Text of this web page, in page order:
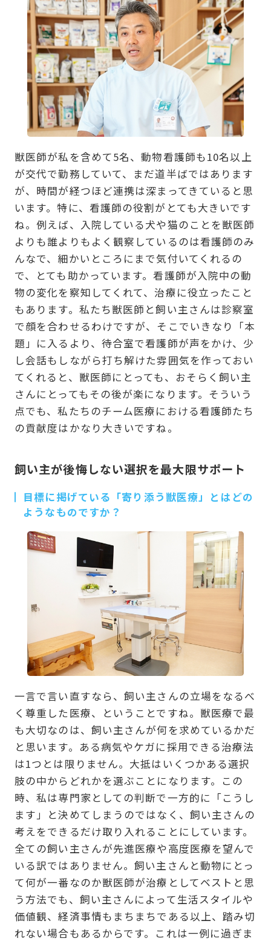
獣医師が私を含めて5名、動物看護師も10名以上
が交代で勤務していて、まだ道半ばではあります
が、時間が経つほど連携は深まってきていると思
います。特に、看護師の役割がとても大きいです
ね。例えば、入院している犬や猫のことを獣医師
よりも誰よりもよく観察しているのは看護師のみ
んなで、細かいところにまで気付いてくれるの
で、とても助かっています。看護師が入院中の動
物の変化を察知してくれて、治療に役立ったこと
もあります。私たち獣医師と飼い主さんは診察室
で顔を合わせるわけですが、そこでいきなり「本
題」に入るより、待合室で看護師が声をかけ、少
し会話もしながら打ち解けた雰囲気を作っておい
てくれると、獣医師にとっても、おそらく飼い主
さんにとってもその後が楽になります。そういう
点でも、私たちのチーム医療における看護師たち
の貢献度はかなり大きいですね。
飼い主が後悔しない選択を最大限サポート
目標に掲げている「寄り添う獣医療」とはどの
ようなものですか？
一言で言い直すなら、飼い主さんの立場をなるべ
く尊重した医療、ということですね。獣医療で最
も大切なのは、飼い主さんが何を求めているかだ
と思います。ある病気やケガに採用できる治療法
は1つとは限りません。大抵はいくつかある選択
肢の中からどれかを選ぶことになります。この
時、私は専門家としての判断で一方的に「こうし
ます」と決めてしまうのではなく、飼い主さんの
考えをできるだけ取り入れることにしています。
全ての飼い主さんが先進医療や高度医療を望んで
いる訳ではありません。飼い主さんと動物にとっ
て何が一番なのか獣医師が治療としてベストと思
う方法でも、飼い主さんによって生活スタイルや
価値観、経済事情もまちまちである以上、踏み切
れない場合もあるからです。これは一例に過ぎま